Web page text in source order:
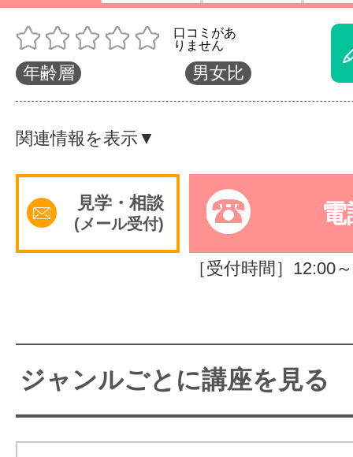
通信講座を
やりたいこ
特集をみる
掲載のお問
年齢層 男女比
関連情報を表示▼
見学・相談
(メール受付)
［受付時間］12:00
ジャンルごとに講座を見る